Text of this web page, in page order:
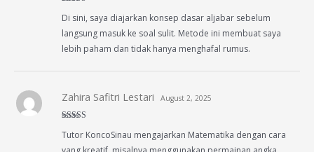
of 5
Di sini, saya diajarkan konsep dasar aljabar sebelum
langsung masuk ke soal sulit. Metode ini membuat saya
lebih paham dan tidak hanya menghafal rumus.
out of 5
Zahira Safitri Lestari August 2, 2025
Tutor KoncoSinau mengajarkan Matematika dengan cara